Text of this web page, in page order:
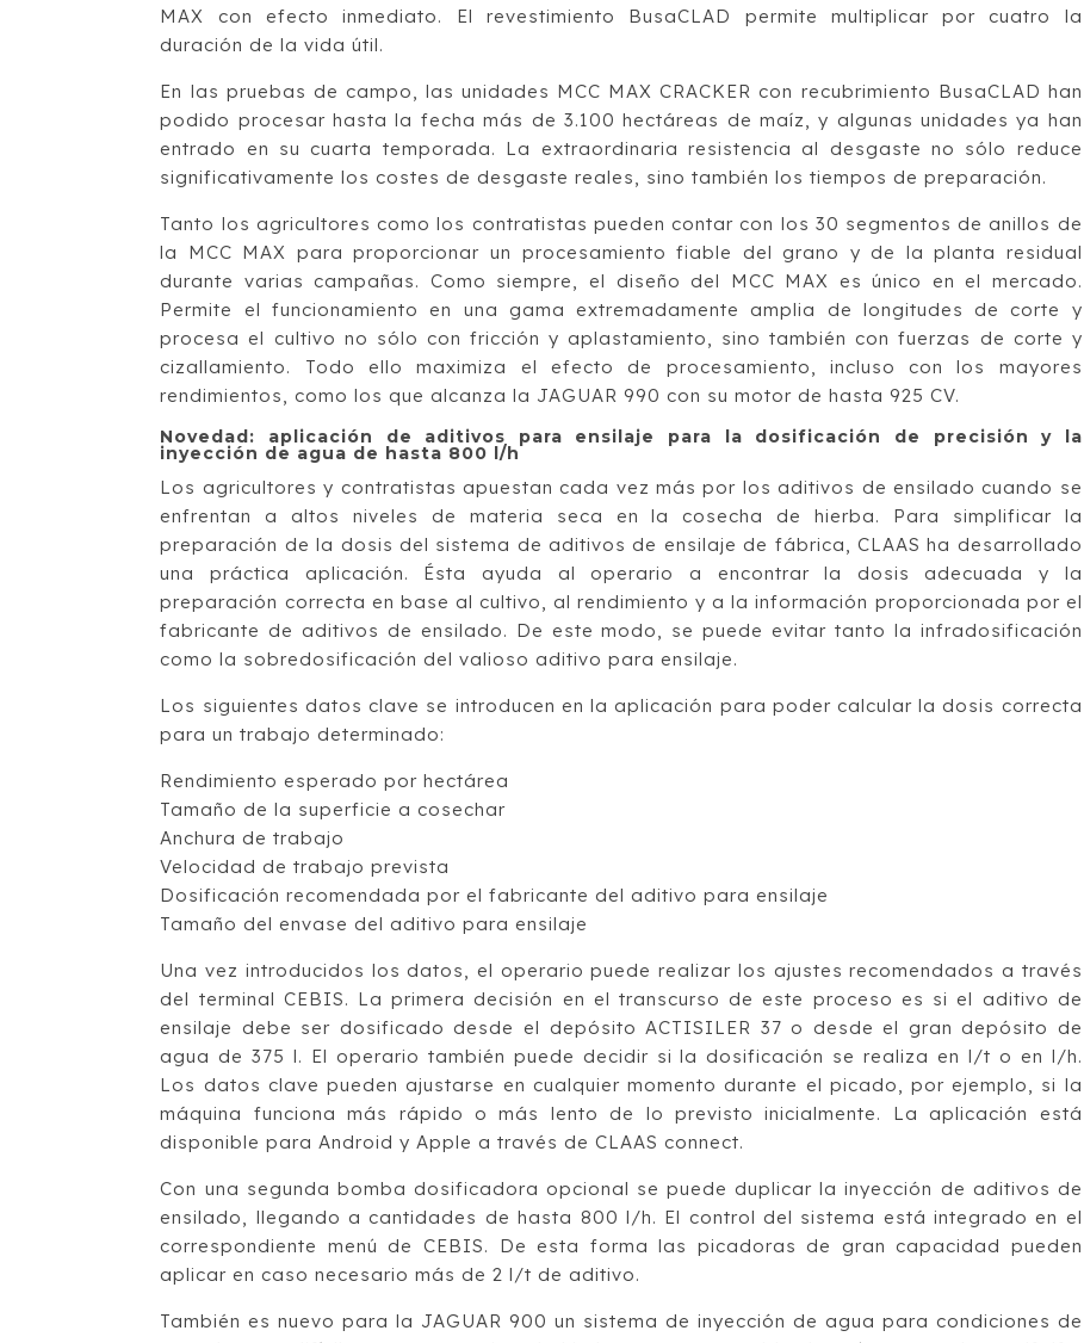
MAX con efecto inmediato. El revestimiento BusaCLAD permite multiplicar por cuatro la
duración de la vida útil.
En las pruebas de campo, las unidades MCC MAX CRACKER con recubrimiento BusaCLAD han
podido procesar hasta la fecha más de 3.100 hectáreas de maíz, y algunas unidades ya han
entrado en su cuarta temporada. La extraordinaria resistencia al desgaste no sólo reduce
significativamente los costes de desgaste reales, sino también los tiempos de preparación.
Tanto los agricultores como los contratistas pueden contar con los 30 segmentos de anillos de
la MCC MAX para proporcionar un procesamiento fiable del grano y de la planta residual
durante varias campañas. Como siempre, el diseño del MCC MAX es único en el mercado.
Permite el funcionamiento en una gama extremadamente amplia de longitudes de corte y
procesa el cultivo no sólo con fricción y aplastamiento, sino también con fuerzas de corte y
cizallamiento. Todo ello maximiza el efecto de procesamiento, incluso con los mayores
rendimientos, como los que alcanza la JAGUAR 990 con su motor de hasta 925 CV.
Novedad: aplicación de aditivos para ensilaje para la dosificación de precisión y la
inyección de agua de hasta 800 l/h
Los agricultores y contratistas apuestan cada vez más por los aditivos de ensilado cuando se
enfrentan a altos niveles de materia seca en la cosecha de hierba. Para simplificar la
preparación de la dosis del sistema de aditivos de ensilaje de fábrica, CLAAS ha desarrollado
una práctica aplicación. Ésta ayuda al operario a encontrar la dosis adecuada y la
preparación correcta en base al cultivo, al rendimiento y a la información proporcionada por el
fabricante de aditivos de ensilado. De este modo, se puede evitar tanto la infradosificación
como la sobredosificación del valioso aditivo para ensilaje.
Los siguientes datos clave se introducen en la aplicación para poder calcular la dosis correcta
para un trabajo determinado:
Rendimiento esperado por hectárea
Tamaño de la superficie a cosechar
Anchura de trabajo
Velocidad de trabajo prevista
Dosificación recomendada por el fabricante del aditivo para ensilaje
Tamaño del envase del aditivo para ensilaje
Una vez introducidos los datos, el operario puede realizar los ajustes recomendados a través
del terminal CEBIS. La primera decisión en el transcurso de este proceso es si el aditivo de
ensilaje debe ser dosificado desde el depósito ACTISILER 37 o desde el gran depósito de
agua de 375 l. El operario también puede decidir si la dosificación se realiza en l/t o en l/h.
Los datos clave pueden ajustarse en cualquier momento durante el picado, por ejemplo, si la
máquina funciona más rápido o más lento de lo previsto inicialmente. La aplicación está
disponible para Android y Apple a través de CLAAS connect.
Con una segunda bomba dosificadora opcional se puede duplicar la inyección de aditivos de
ensilado, llegando a cantidades de hasta 800 l/h. El control del sistema está integrado en el
correspondiente menú de CEBIS. De esta forma las picadoras de gran capacidad pueden
aplicar en caso necesario más de 2 l/t de aditivo.
También es nuevo para la JAGUAR 900 un sistema de inyección de agua para condiciones de